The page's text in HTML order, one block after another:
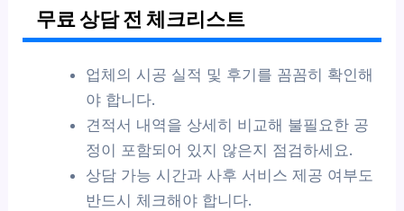
무료 상담 전 체크리스트
업체의 시공 실적 및 후기를 꼼꼼히 확인해
야 합니다.
견적서 내역을 상세히 비교해 불필요한 공
정이 포함되어 있지 않은지 점검하세요.
상담 가능 시간과 사후 서비스 제공 여부도
반드시 체크해야 합니다.